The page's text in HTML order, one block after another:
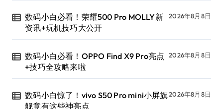
数码小白必看！荣耀500 Pro MOLLY新
资讯+玩机技巧大公开
2026年8月8日
数码小白必看！OPPO Find X9 Pro亮点
+技巧全攻略来啦
2026年8月8日
数码小白惊了！vivo S50 Pro mini小屏旗
舰竟有这些神亮点
2026年8月8日